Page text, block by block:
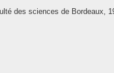
des sciences de Bordeaux,